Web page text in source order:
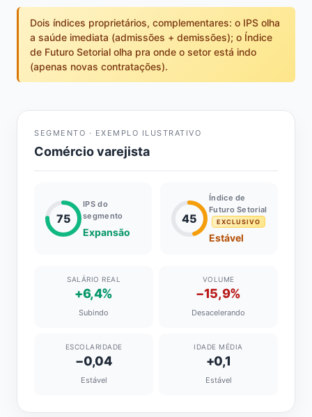
Dois índices proprietários, complementares: o IPS olha
a saúde imediata (admissões + demissões); o Índice
de Futuro Setorial olha pra onde o setor está indo
(apenas novas contratações).
SEGMENTO · EXEMPLO ILUSTRATIVO
Comércio varejista
75
IPS do
segmento
Expansão
45
Índice de
Futuro Setorial
EXCLUSIVO
Estável
SALÁRIO REAL
+6,4%
Subindo
VOLUME
−15,9%
Desacelerando
ESCOLARIDADE
−0,04
Estável
IDADE MÉDIA
+0,1
Estável